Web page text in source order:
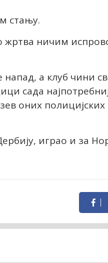
стању.
ничим
а клуб чини
сада
оних
играо и за